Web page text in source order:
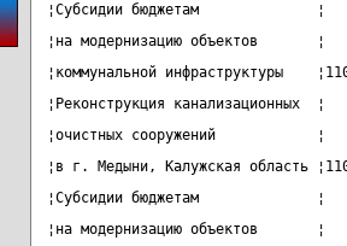
¦Субсидии бюджетам
¦на модернизацию объектов
¦коммунальной инфраструктуры
¦Реконструкция
¦очистных сооружений
¦в г. Медыни, Калужская область
¦Субсидии бюджетам
¦на модернизацию объектов